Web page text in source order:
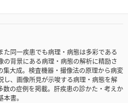
同一疾患でも病理・病態は多彩である
背景にある病理・病態の解析に精励さ
集大成。検査機器・撮像法の原理から病変
し、画像所見が示唆する病理・病態を解
数の症例を掲載。肝疾患の診かた・考えか
書。